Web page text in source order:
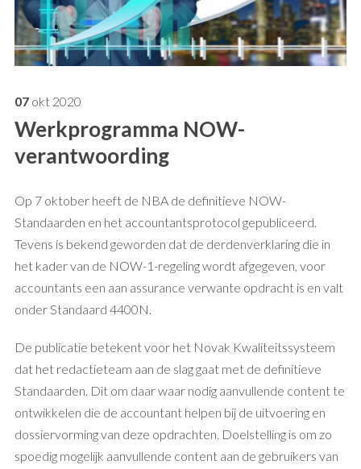
07 okt 2020
Werkprogramma NOW-
verantwoording
Op 7 oktober heeft de NBA de definitieve NOW-
Standaarden en het accountantsprotocol gepubliceerd.
Tevens is bekend geworden dat de derdenverklaring die in
het kader van de NOW-1-regeling wordt afgegeven, voor
accountants een aan assurance verwante opdracht is en valt
onder Standaard 4400N.
De publicatie betekent voor het Novak Kwaliteitssysteem
dat het redactieteam aan de slag gaat met de definitieve
Standaarden. Dit om daar waar nodig aanvullende content te
ontwikkelen die de accountant helpen bij de uitvoering en
dossiervorming van deze opdrachten. Doelstelling is om zo
spoedig mogelijk aanvullende content aan de gebruikers van